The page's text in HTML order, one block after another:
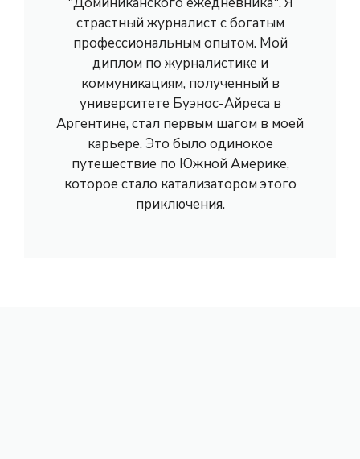
страстный журналист с богатым
профессиональным опытом. Мой
диплом по журналистике и
коммуникациям, полученный в
университете Буэнос-Айреса в
Аргентине, стал первым шагом в моей
карьере. Это было одинокое
путешествие по Южной Америке,
которое стало катализатором этого
приключения.